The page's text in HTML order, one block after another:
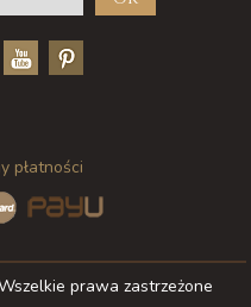
płatności
prawa zastrzeżone